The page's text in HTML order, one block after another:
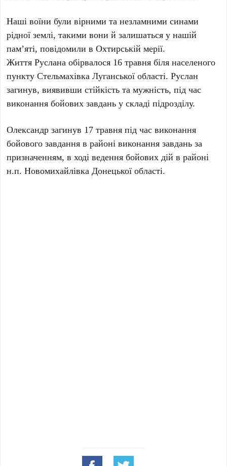
Наші воїни були вірними та незламними синами
рідної землі, такими вони й залишаться у нашій
пам’яті, повідомили в Охтирській мерії.
Життя Руслана обірвалося 16 травня біля населеного
пункту Стельмахівка Луганської області. Руслан
загинув, виявивши стійкість та мужність, під час
виконання бойових завдань у складі підрозділу.
Олександр загинув 17 травня під час виконання
бойового завдання в районі виконання завдань за
призначенням, в ході ведення бойових дій в районі
н.п. Новомихайлівка Донецької області.